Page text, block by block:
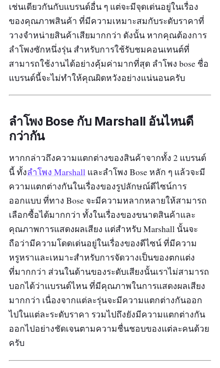
เช่นเดียวกันกับแบรนด์อื่น ๆ แต่จะมีจุดเด่นอยู่ในเรื่อง
ของคุณภาพสินค้า ที่มีความเหมาะสมกับระดับราคาที่
วางจำหน่ายสินค้าเสียมากกว่า ดังนั้น หากคุณต้องการ
ลำโพงซักหนึ่งรุ่น สำหรับการใช้รับชมคอนเทนต์ที่
สามารถใช้งานได้อย่างคุ้มค่ามากที่สุด ลำโพง bose ชื่อ
แบรนด์นี้จะไม่ทำให้คุณผิดหวังอย่างแน่นอนครับ
ลำโพง Bose กับ Marshall อันไหนดี
กว่ากัน
หากกล่าวถึงความแตกต่างของสินค้าจากทั้ง 2 แบรนด์
นี้ ทั้งลำโพง Marshall และลำโพง Bose หลัก ๆ แล้วจะมี
ความแตกต่างกันในเรื่องของรูปลักษณ์ดีไซน์การ
ออกแบบ ที่ทาง Bose จะมีความหลากหลายให้สามารถ
เลือกซื้อได้มากกว่า ทั้งในเรื่องของขนาดสินค้าและ
คุณภาพการแสดงผลเสียง แต่สำหรับ Marshall นั้นจะ
ถือว่ามีความโดดเด่นอยู่ในเรื่องของดีไซน์ ที่มีความ
หรูหราและเหมาะสำหรับการจัดวางเป็นของตกแต่ง
ที่มากกว่า ส่วนในด้านของระดับเสียงนั้นเราไม่สามารถ
บอกได้ว่าแบรนด์ไหน ที่มีคุณภาพในการแสดงผลเสียง
มากกว่า เนื่องจากแต่ละรุ่นจะมีความแตกต่างกันออก
ไปในแต่ละระดับราคา รวมไปถึงยังมีความแตกต่างกัน
ออกไปอย่างชัดเจนตามความชื่นชอบของแต่ละคนด้วย
ครับ